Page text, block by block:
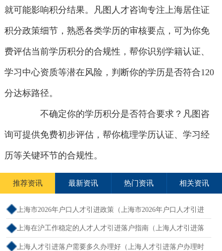
就可能影响积分结果。凡图人才咨询专注上海居住证
积分政策细节，熟悉各类学历的审核要点，可为你免
费评估当前学历积分的合规性，帮你识别学籍认证、
学习中心资质等潜在风险，判断你的学历是否符合120
分达标路径。
不确定你的学历积分是否符合要求？凡图咨
询可提供免费初步评估，帮你梳理学历认证、学习经
历等关键环节的合规性。
推荐资讯 最新资讯 热门资讯 相关资讯
上海市2026年户口人才引进政策（上海市2026年户口人才引进
政策文件）
上海在沪工作稳定的人才人才引进落户指南（上海人才引进落
户怎么办理）
上海人才引进落户需要多久办理好（上海人才引进落户办理时